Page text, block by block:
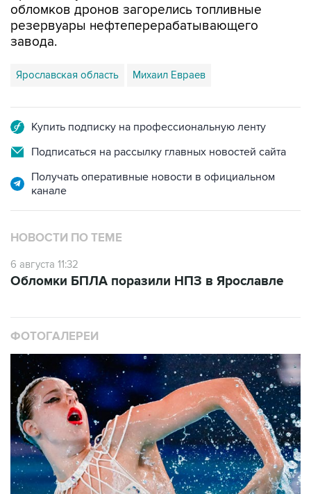
обломков дронов загорелись топливные
резервуары нефтеперерабатывающего
завода.
Ярославская область Михаил Евраев
Купить подписку на профессиональную ленту
Подписаться на рассылку главных новостей сайта
Получать оперативные новости в официальном
канале
НОВОСТИ ПО ТЕМЕ
6 августа 11:32
Обломки БПЛА поразили НПЗ в Ярославле
ФОТОГАЛЕРЕИ